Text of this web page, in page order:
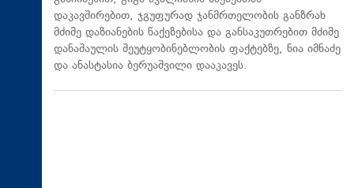
დაკავშირებით, ჯგუფურად ჯანმრთელობის განზრახ
მძიმე დაზიანების წაქეზებისა და განსაკუთრებით მძიმე
დანაშაულის შეუტყობინებლობის ფაქტებზე, ნია იმნაძე
და ანასტასია ბერუაშვილი დააკავეს.